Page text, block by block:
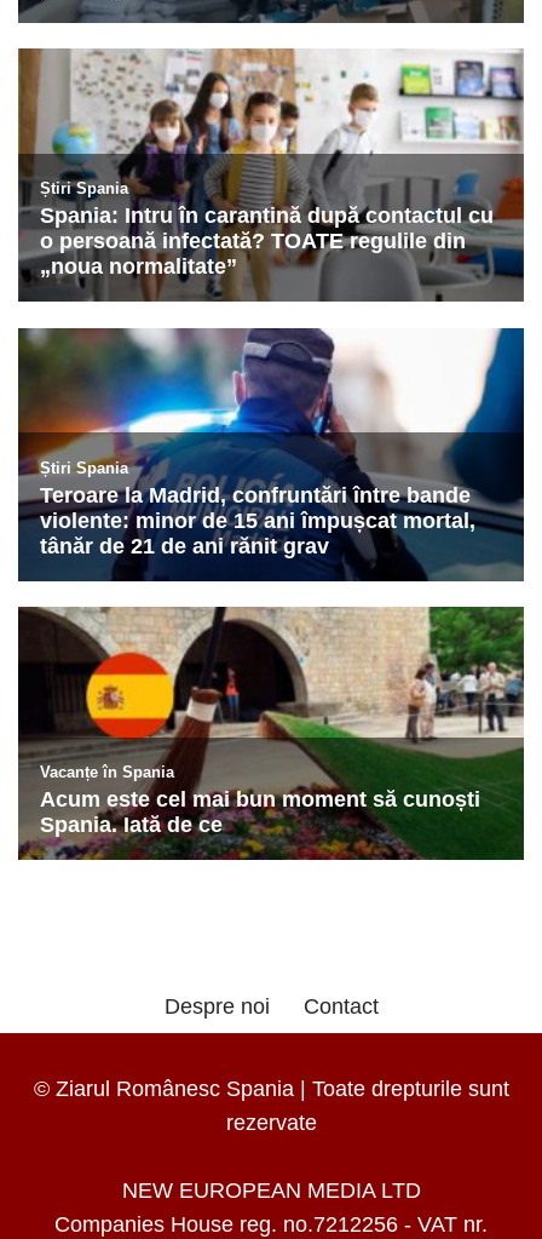
Despre noi Contact
© Ziarul Românesc Spania | Toate drepturile sunt
rezervate
NEW EUROPEAN MEDIA LTD
Companies House reg. no.7212256 - VAT nr.